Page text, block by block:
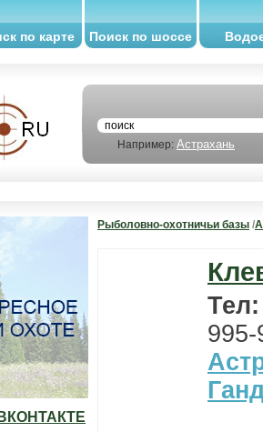
по карте Поиск по шоссе
Например: Астрахань
Рыболовно-охотничьи базы /
995-